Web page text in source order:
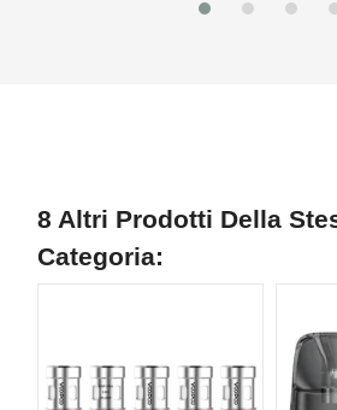
8 Altri Prodotti Della
Categoria: